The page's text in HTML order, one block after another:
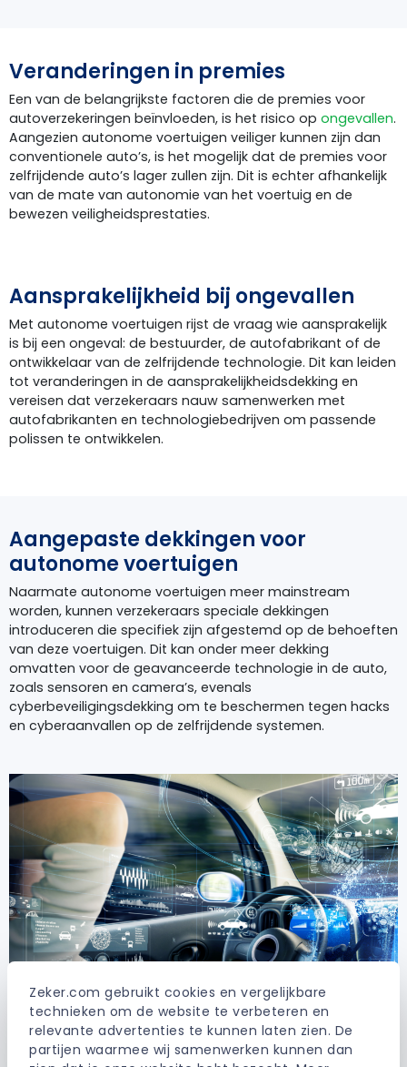
Zeker.com gebruikt cookies en vergelijkbare
technieken om de website te verbeteren en
relevante advertenties te kunnen laten zien. De
partijen waarmee wij samenwerken kunnen dan
Veranderingen in premies
Een van de belangrijkste factoren die de premies voor
autoverzekeringen beïnvloeden, is het risico op ongevallen.
Aangezien autonome voertuigen veiliger kunnen zijn dan
conventionele auto’s, is het mogelijk dat de premies voor
zelfrijdende auto’s lager zullen zijn. Dit is echter afhankelijk
van de mate van autonomie van het voertuig en de
bewezen veiligheidsprestaties.
Aansprakelijkheid bij ongevallen
Met autonome voertuigen rijst de vraag wie aansprakelijk
is bij een ongeval: de bestuurder, de autofabrikant of de
ontwikkelaar van de zelfrijdende technologie. Dit kan leiden
tot veranderingen in de aansprakelijkheidsdekking en
vereisen dat verzekeraars nauw samenwerken met
autofabrikanten en technologiebedrijven om passende
polissen te ontwikkelen.
Aangepaste dekkingen voor
autonome voertuigen
Naarmate autonome voertuigen meer mainstream
worden, kunnen verzekeraars speciale dekkingen
introduceren die specifiek zijn afgestemd op de behoeften
van deze voertuigen. Dit kan onder meer dekking
omvatten voor de geavanceerde technologie in de auto,
zoals sensoren en camera’s, evenals
cyberbeveiligingsdekking om te beschermen tegen hacks
en cyberaanvallen op de zelfrijdende systemen.